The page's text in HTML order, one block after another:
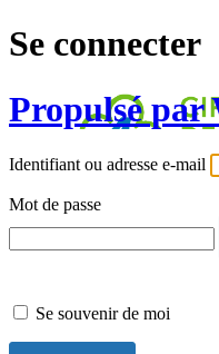
Se connecter
Propulsé par
Identifiant ou adresse e-mail
Mot de passe
Se souvenir de moi